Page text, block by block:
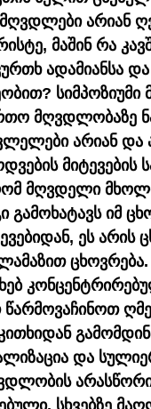
არიან
მაშინ რა
ადამიანსა
არიან და
მღვდელი
გამოხატავს იმ
ეს
და